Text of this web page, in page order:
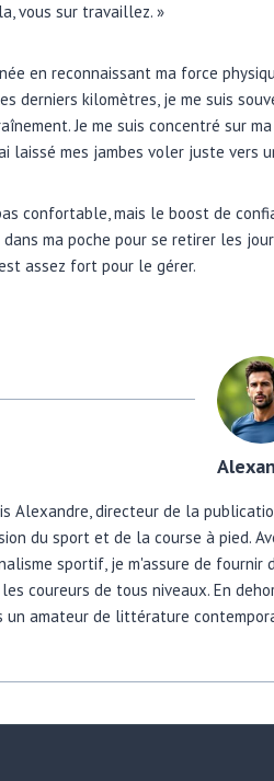
vous sur travaillez. »
en reconnaissant ma force
derniers kilomètres, je me suis
Je me suis concentré sur
laissé mes jambes voler juste vers
confortable, mais le boost de
ma poche pour se retirer les
assez fort pour le gérer.
Alexandre, directeur de la
du sport et de la course à pied.
sportif, je m'assure de fournir
coureurs de tous niveaux. En
un amateur de littérature